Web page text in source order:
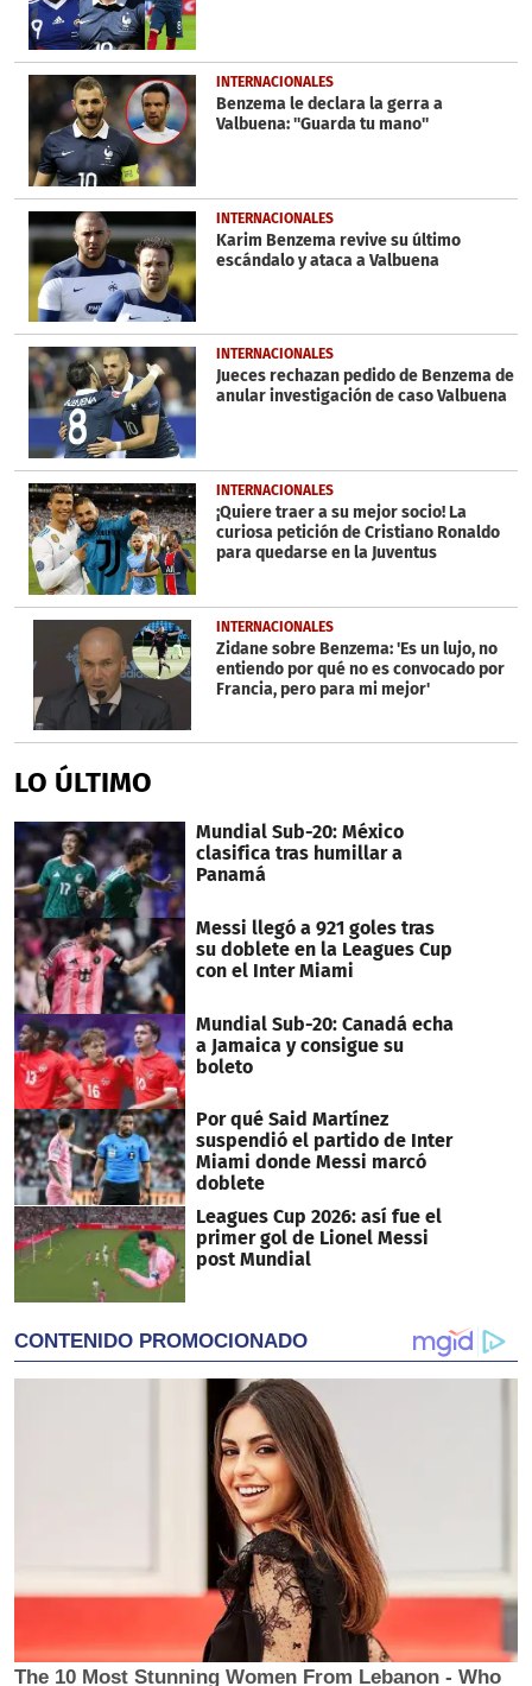
INTERNACIONALES
Benzema le declara la gerra a
Valbuena: ''Guarda tu mano''
INTERNACIONALES
Karim Benzema revive su último
escándalo y ataca a Valbuena
INTERNACIONALES
Jueces rechazan pedido de Benzema de
anular investigación de caso Valbuena
INTERNACIONALES
¡Quiere traer a su mejor socio! La
curiosa petición de Cristiano Ronaldo
para quedarse en la Juventus
INTERNACIONALES
Zidane sobre Benzema: 'Es un lujo, no
entiendo por qué no es convocado por
Francia, pero para mi mejor'
LO ÚLTIMO
Mundial Sub-20: México
clasifica tras humillar a
Panamá
Messi llegó a 921 goles tras
su doblete en la Leagues Cup
con el Inter Miami
Mundial Sub-20: Canadá echa
a Jamaica y consigue su
boleto
Por qué Said Martínez
suspendió el partido de Inter
Miami donde Messi marcó
doblete
Leagues Cup 2026: así fue el
primer gol de Lionel Messi
post Mundial